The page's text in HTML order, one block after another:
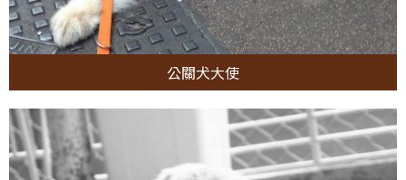
公關犬大使